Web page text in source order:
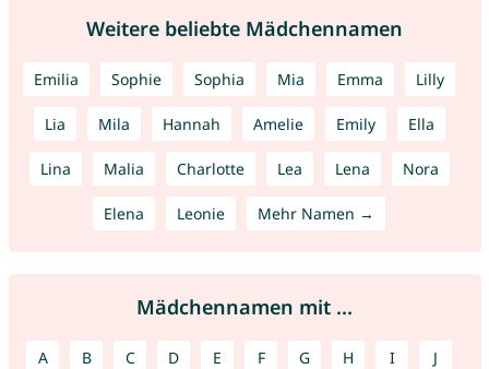
Weitere beliebte Mädchennamen
Emilia Sophie Sophia Mia Emma Lilly
Lia Mila Hannah Amelie Emily Ella
Lina Malia Charlotte Lea Lena Nora
Elena Leonie Mehr Namen →
Mädchennamen mit ...
A B C D E F G H I J